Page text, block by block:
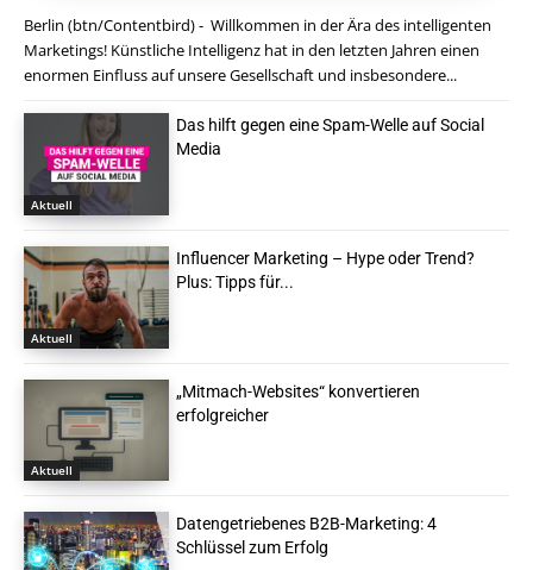
Berlin (btn/Contentbird) - Willkommen in der Ära des intelligenten
Marketings! Künstliche Intelligenz hat in den letzten Jahren einen
enormen Einfluss auf unsere Gesellschaft und insbesondere...
Aktuell
Das hilft gegen eine Spam-Welle auf Social
Media
Aktuell
Influencer Marketing – Hype oder Trend?
Plus: Tipps für...
Aktuell
„Mitmach-Websites“ konvertieren
erfolgreicher
Datengetriebenes B2B-Marketing: 4
Schlüssel zum Erfolg